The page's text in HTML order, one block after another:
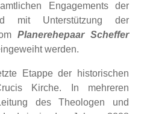
Engagements der
mit Unterstützung der
Planerehepaar Scheffer
werden.
Etappe der historischen
Kirche. In mehreren
des Theologen und